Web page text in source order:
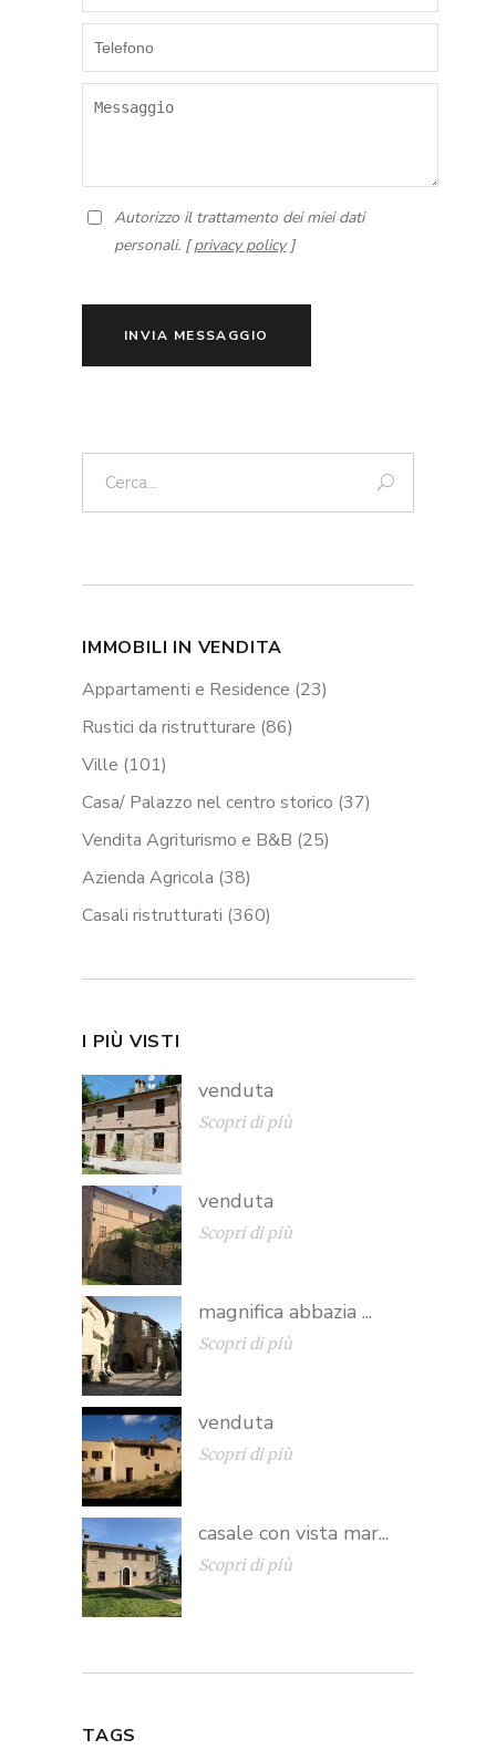
Autorizzo il trattamento dei miei dati
personali. [privacy policy]
INVIA MESSAGGIO
IMMOBILI IN VENDITA
Appartamenti e Residence (23)
Rustici da ristrutturare (86)
Ville (101)
Casa/ Palazzo nel centro storico (37)
Vendita Agriturismo e B&B (25)
Azienda Agricola (38)
Casali ristrutturati (360)
I PIÙ VISTI
venduta
Scopri di più
venduta
Scopri di più
magnifica abbazia ...
Scopri di più
venduta
Scopri di più
casale con vista mar...
Scopri di più
TAGS